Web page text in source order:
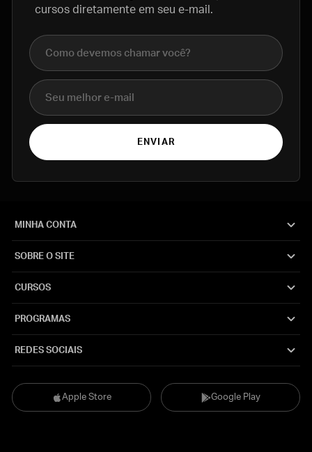
cursos diretamente em seu e-mail.
Nome completo
E-mail
ENVIAR
Apple Store Google Play
MINHA CONTA
SOBRE O SITE
CURSOS
PROGRAMAS
REDES SOCIAIS